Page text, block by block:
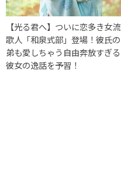
【光る君へ】ついに恋多き女流
歌人「和泉式部」登場！彼氏の
弟も愛しちゃう自由奔放すぎる
彼女の逸話を予習！